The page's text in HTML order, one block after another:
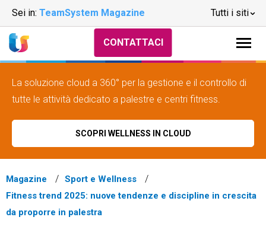
Sei in: TeamSystem Magazine Tutti i siti
CONTATTACI
La soluzione cloud a 360° per la gestione e il controllo di
tutte le attività dedicato a palestre e centri fitness.
SCOPRI WELLNESS IN CLOUD
Magazine
Sport e Wellness
Fitness trend 2025: nuove tendenze e discipline in crescita
da proporre in palestra